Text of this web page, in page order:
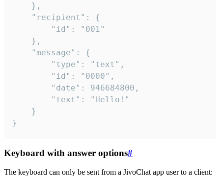
}
Keyboard with answer options#
The keyboard can only be sent from a JivoChat app user to a client: